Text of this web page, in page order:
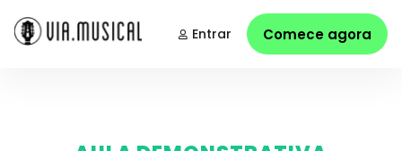
Entrar Comece agora